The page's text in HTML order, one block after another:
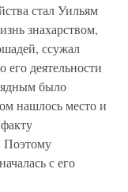
стал Уильям
знахарством,
ссужал
деятельности
было
нашлось место и
Поэтому
с его